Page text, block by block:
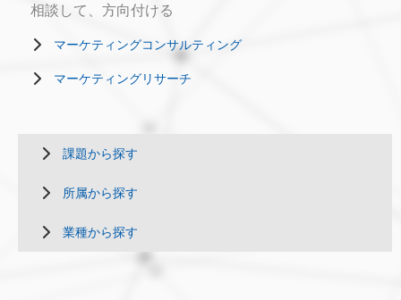
相談して、方向付ける
マーケティングコンサルティング
マーケティングリサーチ
課題から探す
所属から探す
業種から探す